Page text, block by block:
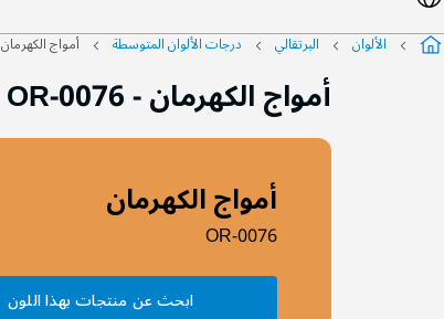
الألوان البرتقالي درجات الألوان المتوسطة أمواج الكهرمان
أمواج الكهرمان-
أمواج الكهرمان
OR-0076
ابحث عن منتجات بهذا اللون